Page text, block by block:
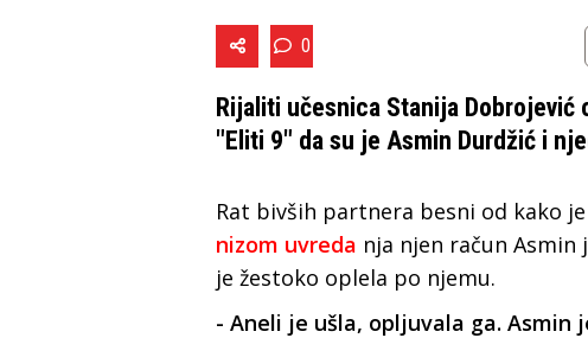
0
Rijaliti učesnica Stanija Dobrojević
"Eliti 9" da su je Asmin Durdžić i
Rat bivših partnera besni od kako
nizom uvreda nja njen račun Asmin
je žestoko oplela po njemu.
- Aneli je ušla, opljuvala ga. Asmin